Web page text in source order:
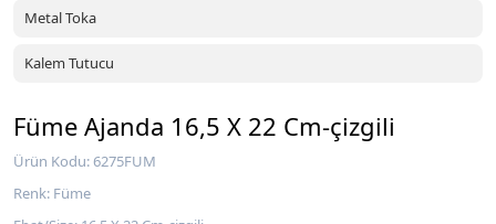
Metal Toka
Kalem Tutucu
Füme Ajanda 16,5 X 22 Cm-çizgili
Ürün Kodu: 6275FUM
Renk: Füme